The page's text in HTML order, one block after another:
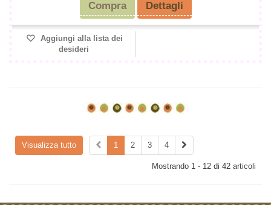
Compra Dettagli
Aggiungi alla lista dei
desideri
Visualizza tutto 1 2 3 4
Mostrando 1 - 12 di 42 articoli